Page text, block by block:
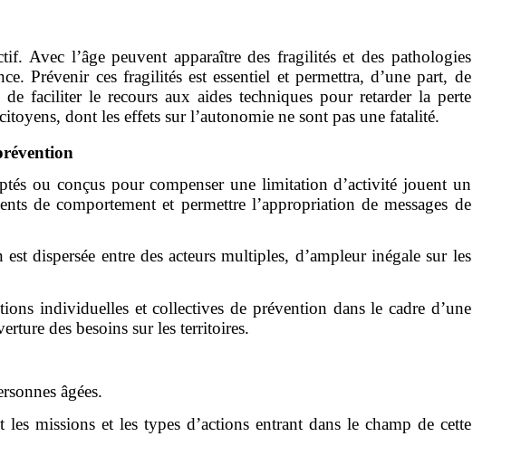
Avec l’âge peuvent apparaître des fragilités et des pathologies
Prévenir ces fragilités est essentiel et permettra, d’une part, de
faciliter le recours aux aides techniques pour retarder la perte
dont les effets sur l’autonomie ne sont pas une fatalité.
ou conçus pour compenser une limitation d’activité jouent un
de comportement et permettre l’appropriation de messages de
dispersée entre des acteurs multiples, d’ampleur inégale sur les
individuelles et collectives de prévention dans le cadre d’une
des besoins sur les territoires.
âgées.
les missions et les types d’actions entrant dans le champ de cette